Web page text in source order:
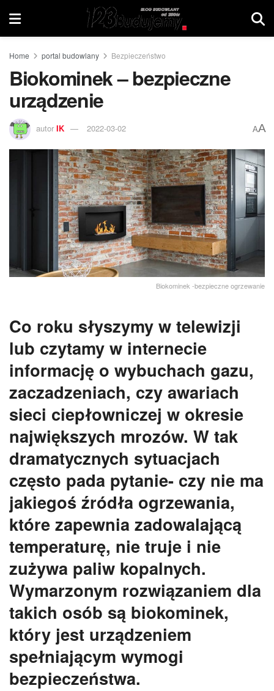
Home portal budowlany Bezpieczeństwo
Biokominek – bezpieczne
urządzenie
autor IK 2022-03-02 AA
Biokominek -bezpieczne ogrzewanie
Co roku słyszymy w telewizji
lub czytamy w internecie
informację o wybuchach gazu,
zaczadzeniach, czy awariach
sieci ciepłowniczej w okresie
największych mrozów. W tak
dramatycznych sytuacjach
często pada pytanie- czy nie ma
jakiegoś źródła ogrzewania,
które zapewnia zadowalającą
temperaturę, nie truje i nie
zużywa paliw kopalnych.
Wymarzonym rozwiązaniem dla
takich osób są biokominek,
który jest urządzeniem
spełniającym wymogi
bezpieczeństwa.